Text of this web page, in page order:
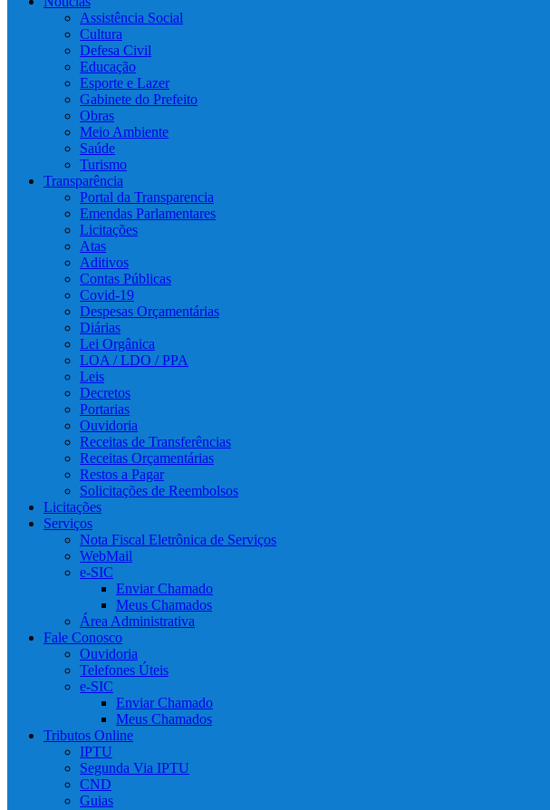
Assistência Social
Cultura
Defesa Civil
Educação
Esporte e Lazer
Gabinete do Prefeito
Obras
Meio Ambiente
Saúde
Turismo
Transparência
Portal da Transparencia
Emendas Parlamentares
Licitações
Atas
Aditivos
Contas Públicas
Covid-19
Despesas Orçamentárias
Diárias
Lei Orgânica
LOA / LDO / PPA
Leis
Decretos
Portarias
Ouvidoria
Receitas de Transferências
Receitas Orçamentárias
Restos a Pagar
Solicitações de Reembolsos
Licitações
Serviços
Nota Fiscal Eletrônica de Serviços
WebMail
e-SIC
Enviar Chamado
Meus Chamados
Área Administrativa
Fale Conosco
Ouvidoria
Telefones Úteis
e-SIC
Enviar Chamado
Meus Chamados
Tributos Online
IPTU
Segunda Via IPTU
CND
Guias